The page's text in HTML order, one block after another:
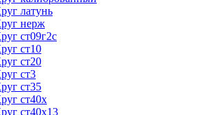
латунь
нерж
ст09г2с
ст10
ст20
ст3
ст35
ст40х
ст40х13